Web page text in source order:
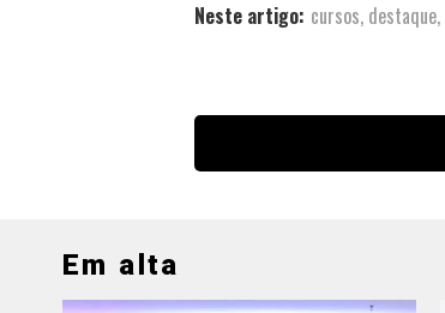
Neste artigo: cursos, destaque,
Em alta